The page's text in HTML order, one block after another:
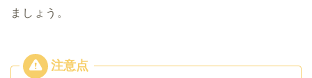
ましょう。